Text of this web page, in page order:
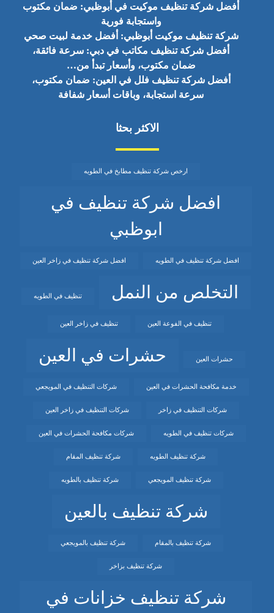
أفضل شركة تنظيف موكيت في أبوظبي: ضمان مكتوب
واستجابة فورية
شركة تنظيف موكيت أبوظبي: أفضل خدمة لبيت صحي
أفضل شركة تنظيف مكاتب في دبي: سرعة فائقة،
ضمان مكتوب، وأسعار تبدأ من…
أفضل شركة تنظيف فلل في العين: ضمان مكتوب،
سرعة استجابة، وباقات أسعار شفافة
الاكثر بحثا
ارخص شركة تنظيف مطابخ في الطويه
افضل شركة تنظيف في
ابوظبي
افضل شركة تنظيف في الطويه افضل شركة تنظيف في زاخر العين
التخلص من النمل تنظيف في الطويه
تنظيف في الفوعة العين تنظيف في زاخر العين
حشرات العين حشرات في العين
خدمة مكافحة الحشرات في العين شركات التنظيف في المويجعي
شركات التنظيف في زاخر شركات التنظيف في زاخر العين
شركات تنظيف في الطويه شركات مكافحة الحشرات في العين
شركة تنظيف الطويه شركة تنظيف المقام
شركة تنظيف المويجعي شركة تنظيف بالطويه
شركة تنظيف بالعين
شركة تنظيف بالمقام شركة تنظيف بالمويجعي
شركة تنظيف بزاخر
شركة تنظيف خزانات في